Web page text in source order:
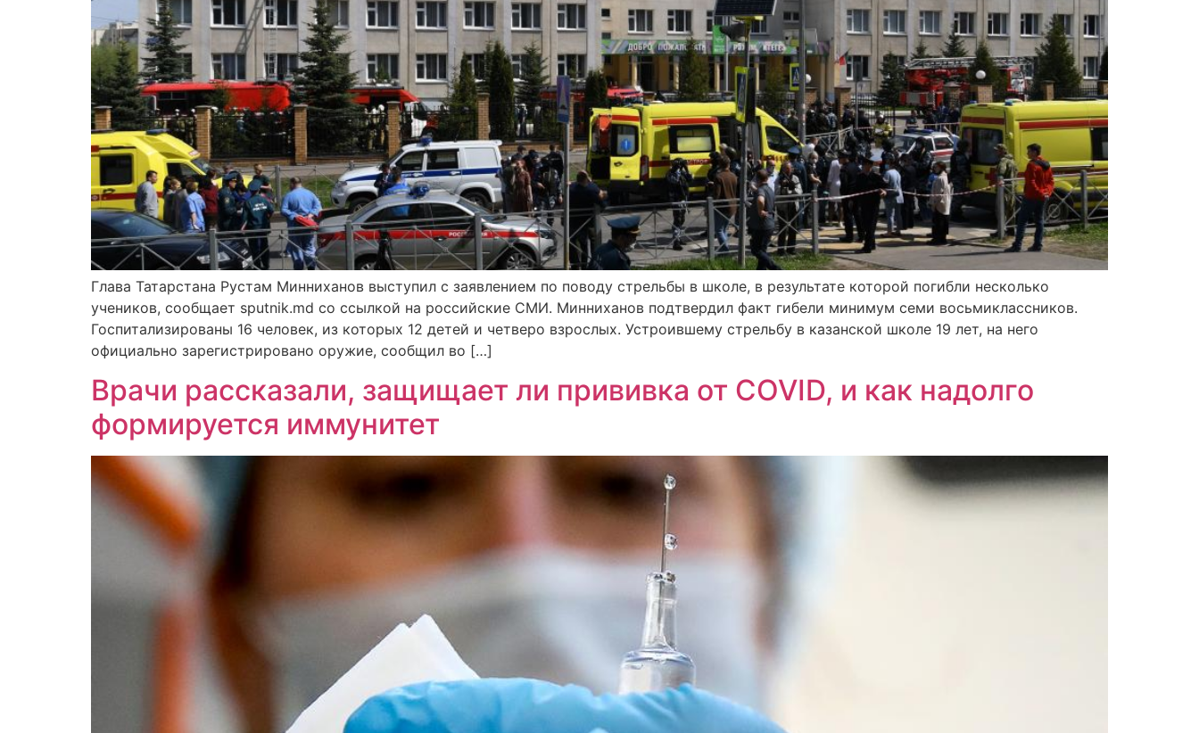
Глава Татарстана Рустам Минниханов выступил с заявлением по поводу стрельбы в школе, в результате которой погибли несколько
учеников, сообщает sputnik.md со ссылкой на российские СМИ. Минниханов подтвердил факт гибели минимум семи восьмиклассников.
Госпитализированы 16 человек, из которых 12 детей и четверо взрослых. Устроившему стрельбу в казанской школе 19 лет, на него
официально зарегистрировано оружие, сообщил во […]
Врачи рассказали, защищает ли прививка от COVID, и как надолго
формируется иммунитет